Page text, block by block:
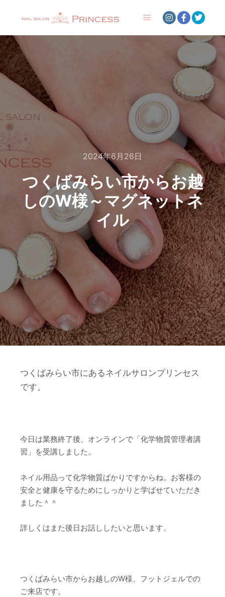
2024年6月26日
つくばみらい市からお越
しのW様～マグネットネ
イル
つくばみらい市にあるネイルサロンプリンセス
です。
今日は業務終了後、オンラインで「化学物質管理者講
習」を受講しました。
ネイル用品って化学物質ばかりですからね。お客様の
安全と健康を守るためにしっかりと学ばせていただき
ました＾＾
詳しくはまた後日お話ししたいと思います。
つくばみらい市からお越しのW様、フットジェルでの
ご来店です。